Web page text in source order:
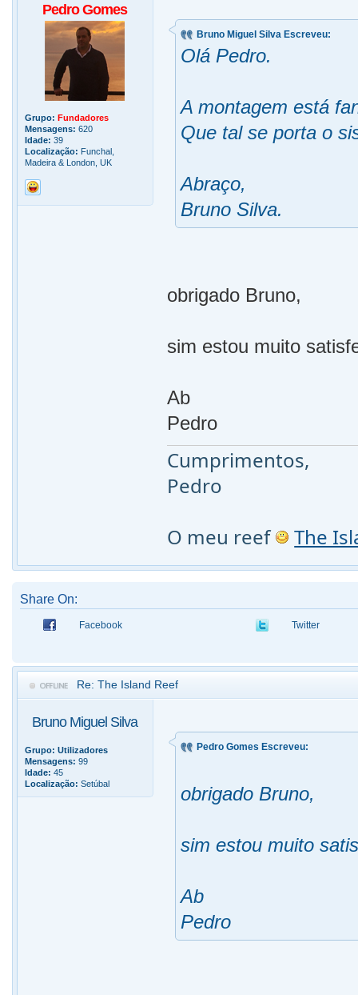
Pedro Gomes
Grupo: Fundadores
Mensagens: 620
Idade: 39
Localização: Funchal,
Madeira & London, UK
Bruno Miguel Silva Escreveu:
Olá Pedro.
A montagem está
Que tal se porta o
Abraço,
Bruno Silva.
obrigado Bruno,
sim estou muito
Ab
Pedro
Cumprimentos,
Pedro
O meu reef
The
Share On:
Facebook Twitter
Re: The Island Reef
Bruno Miguel Silva
Grupo: Utilizadores
Mensagens: 99
Idade: 45
Localização: Setúbal
Pedro Gomes Escreveu:
obrigado Bruno,
sim estou muito
Ab
Pedro